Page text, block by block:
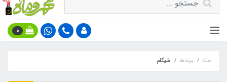
0
خانه برندها شیگلم